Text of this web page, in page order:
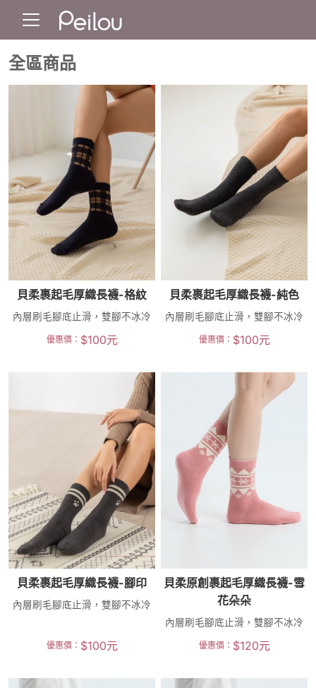
全區商品
貝柔裹起毛厚織長襪-格紋
內層刷毛腳底止滑，雙腳不冰冷
優惠價： $100元
貝柔裹起毛厚織長襪-純色
內層刷毛腳底止滑，雙腳不冰冷
優惠價： $100元
貝柔裹起毛厚織長襪-腳印
內層刷毛腳底止滑，雙腳不冰冷
優惠價： $100元
貝柔原創裹起毛厚織長襪-雪
花朵朵
內層刷毛腳底止滑，雙腳不冰冷
優惠價： $120元